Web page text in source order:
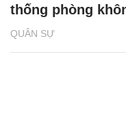
QUÂN SỰ
thống phòng